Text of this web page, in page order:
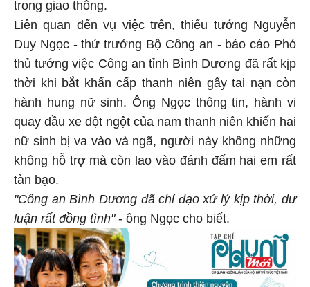
trong giao thông.
Liên quan đến vụ việc trên, thiếu tướng Nguyễn
Duy Ngọc - thứ trưởng Bộ Công an - báo cáo Phó
thủ tướng việc Công an tỉnh Bình Dương đã rất kịp
thời khi bắt khẩn cấp thanh niên gây tai nạn còn
hành hung nữ sinh. Ông Ngọc thông tin, hành vi
quay đầu xe đột ngột của nam thanh niên khiến hai
nữ sinh bị va vào và ngã, người này không những
không hỗ trợ mà còn lao vào đánh đấm hai em rất
tàn bạo.
"Công an Bình Dương đã chỉ đạo xử lý kịp thời, dư
luận rất đồng tình"- ông Ngọc cho biết.